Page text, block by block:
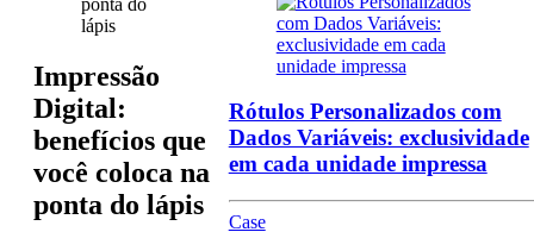
Impressão
Digital:
benefícios que
você coloca na
ponta do lápis
Rótulos Personalizados com
Dados Variáveis: exclusividade
em cada unidade impressa
Case